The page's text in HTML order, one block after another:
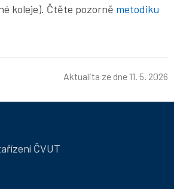
koleje). Čtěte pozorně metodiku
Aktualita ze dne 11. 5. 2026
ČVUT